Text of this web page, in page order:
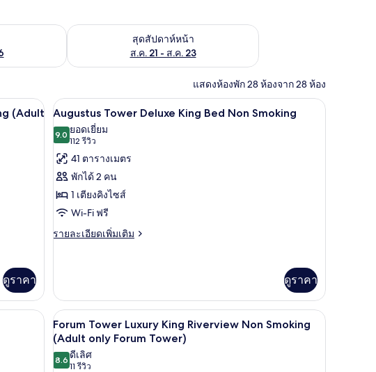
นสุดสัปดาห์นี้ ส.ค. 14 - ส.ค. 16สุดสัปดาห์หน้า
ส.ค. 21 - ส.ค. 23
ตรวจสอบจำนวนห้องพักว่างในสุดสัปดาห์หน้า ส.ค. 21 - ส.ค. 23
แสดงห้องพัก 28 ห้องจาก 28 ห้อง
, เตียงพร้อมฟูกเสริมที่นอน, ตู้นิรภัยในห้องพัก
(Adult
ดูราคา
เปิด
ภาพถ่าย
ทั้งหมด
ของ
Augustus
Tower
Deluxe
King
Augustus Tower Deluxe King Bed Non
4
Augustus Tower Deluxe King Bed Non Smoking
9.09.0 จาก 10
ยอดเยี่ยม
112 รีวิว
(112
รีวิว)
41 ตารางเมตร
พักได้ 2 คน
1 เตียงคิงไซส์
Wi-Fi ฟรี
รายละเอียดเพิ่มเติม
ราย
กับ
Augustus
Tower
Deluxe
King
Bed
ดูราคา
, เตียงพร้อมฟูกเสริมที่นอน, ตู้นิรภัยในห้องพัก
เปิด
ภาพถ่าย
ทั้งหมด
เครื่องนอนระดับพรีเมียม, เตียงพร้อมฟูกเสริม
4
Forum Tower Luxury King Riverview Non Smoking
(Adult only Forum Tower)
8.68.6 จาก 10
ดีเลิศ
11 รีวิว
(11